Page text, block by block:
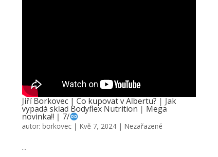
Jiří Borkovec | Co kupovat v Albertu? | Jak
vypadá sklad Bodyflex Nutrition | Mega
novinka!! | 7/
autor: borkovec| Kvě 7, 2024| Nezařazené
...